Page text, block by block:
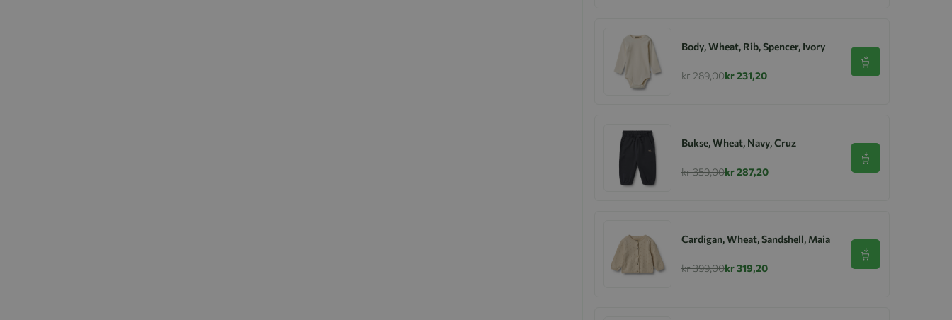
Body, Wheat, Rib, Spencer, Ivory
kr 289,00kr 231,20
Se produkt
Bukse, Wheat, Navy, Cruz
kr 359,00kr 287,20
Se produkt
Cardigan, Wheat, Sandshell, Maia
kr 399,00kr 319,20
Se produkt